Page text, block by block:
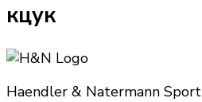
кцук
Haendler & Natermann